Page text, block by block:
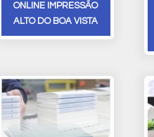
ONLINE IMPRESSÃO
ALTO DO BOA VISTA